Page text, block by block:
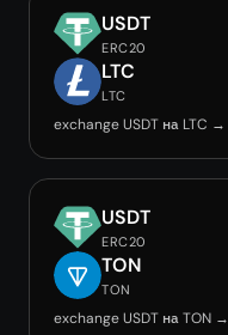
USDT
ERC20
LTC
LTC
exchange USDT на LTC →
USDT
ERC20
TON
TON
exchange USDT на TON →